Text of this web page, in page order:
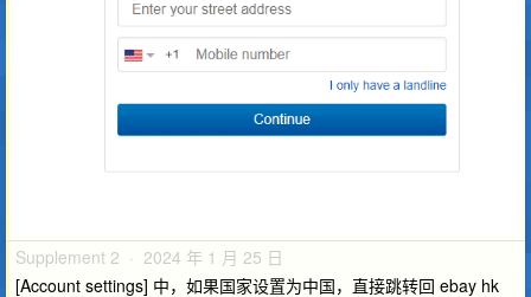
Supplement 2 · 2024 年 1 月 25 日
[Account settings] 中，如果国家设置为中国，直接跳转回 ebay hk